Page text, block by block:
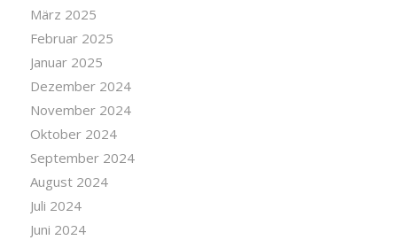
März 2025
Februar 2025
Januar 2025
Dezember 2024
November 2024
Oktober 2024
September 2024
August 2024
Juli 2024
Juni 2024